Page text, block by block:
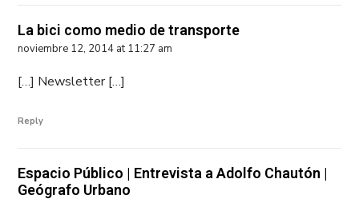
La bici como medio de transporte
noviembre 12, 2014 at 11:27 am
[…] Newsletter […]
Reply
Espacio Público | Entrevista a Adolfo Chautón |
Geógrafo Urbano